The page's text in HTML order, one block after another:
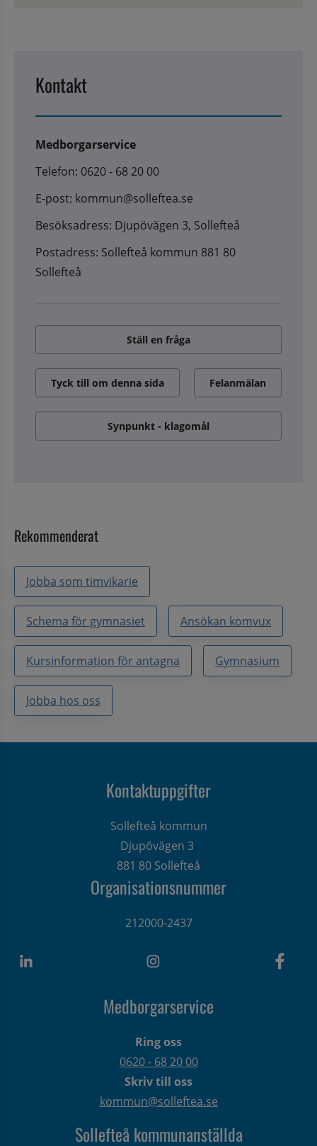
Kontakt
Medborgarservice
Telefon: 0620 - 68 20 00
E-post: kommun@solleftea.se
Besöksadress: Djupövägen 3, Sollefteå
Postadress: Sollefteå kommun 881 80
Sollefteå
Ställ en fråga
Tyck till om denna sida Felanmälan
Synpunkt - klagomål
Rekommenderat
Jobba som timvikarie
Schema för gymnasiet Ansökan komvux
Kursinformation för antagna Gymnasium
Jobba hos oss
Kontaktuppgifter
Sollefteå kommun
Djupövägen 3
881 80 Sollefteå
Organisationsnummer
212000-2437
Medborgarservice
Ring oss
0620 - 68 20 00
Skriv till oss
kommun@solleftea.se
Sollefteå kommunanställda